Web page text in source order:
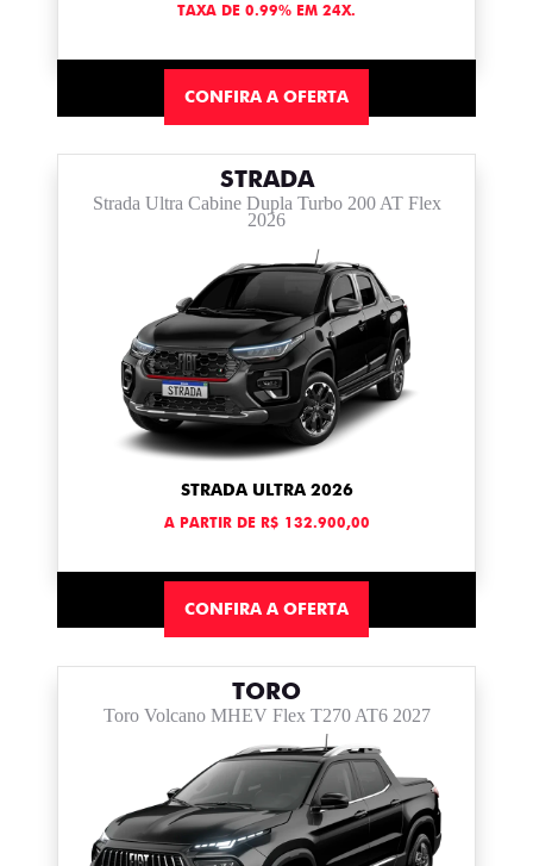
TAXA DE 0.99% EM 24X.
CONFIRA A OFERTA
STRADA
Strada Ultra Cabine Dupla Turbo 200 AT Flex
2026
STRADA ULTRA 2026
A PARTIR DE R$ 132.900,00
CONFIRA A OFERTA
TORO
Toro Volcano MHEV Flex T270 AT6 2027